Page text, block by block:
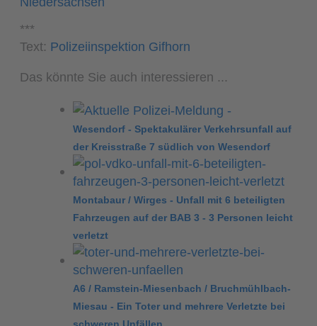
***
Text: Polizeiinspektion Gifhorn
Das könnte Sie auch interessieren ...
Wesendorf - Spektakulärer Verkehrsunfall auf
der Kreisstraße 7 südlich von Wesendorf
Montabaur / Wirges - Unfall mit 6 beteiligten
Fahrzeugen auf der BAB 3 - 3 Personen leicht
verletzt
A6 / Ramstein-Miesenbach / Bruchmühlbach-
Miesau - Ein Toter und mehrere Verletzte bei